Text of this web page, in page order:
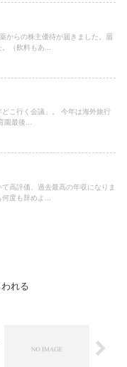
からの株主優待が届きました。届
（飲料もあ...
こ行く会議」。 今年は海外旅行
園最後...
高評価、過去最高の年収になりま
度も辞めよ...
れる